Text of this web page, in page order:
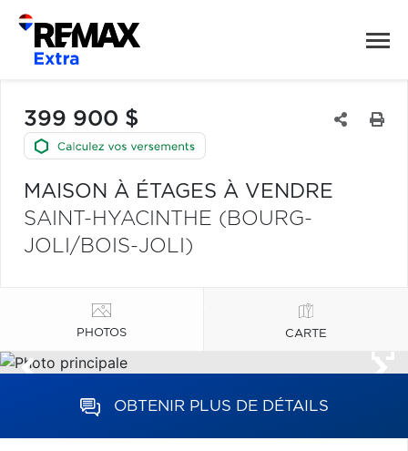
399 900 $
MAISON À ÉTAGES À VENDRE
SAINT-HYACINTHE (BOURG-
JOLI/BOIS-JOLI)
PHOTOS CARTE
OBTENIR PLUS DE DÉTAILS